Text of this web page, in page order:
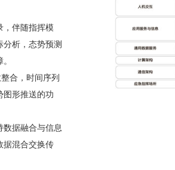
，伴随指挥模
析，态势预测
合，时间序列
图形推送的功
据融合与信息
据混合交换传